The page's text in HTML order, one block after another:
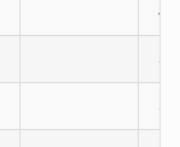
45
50
56